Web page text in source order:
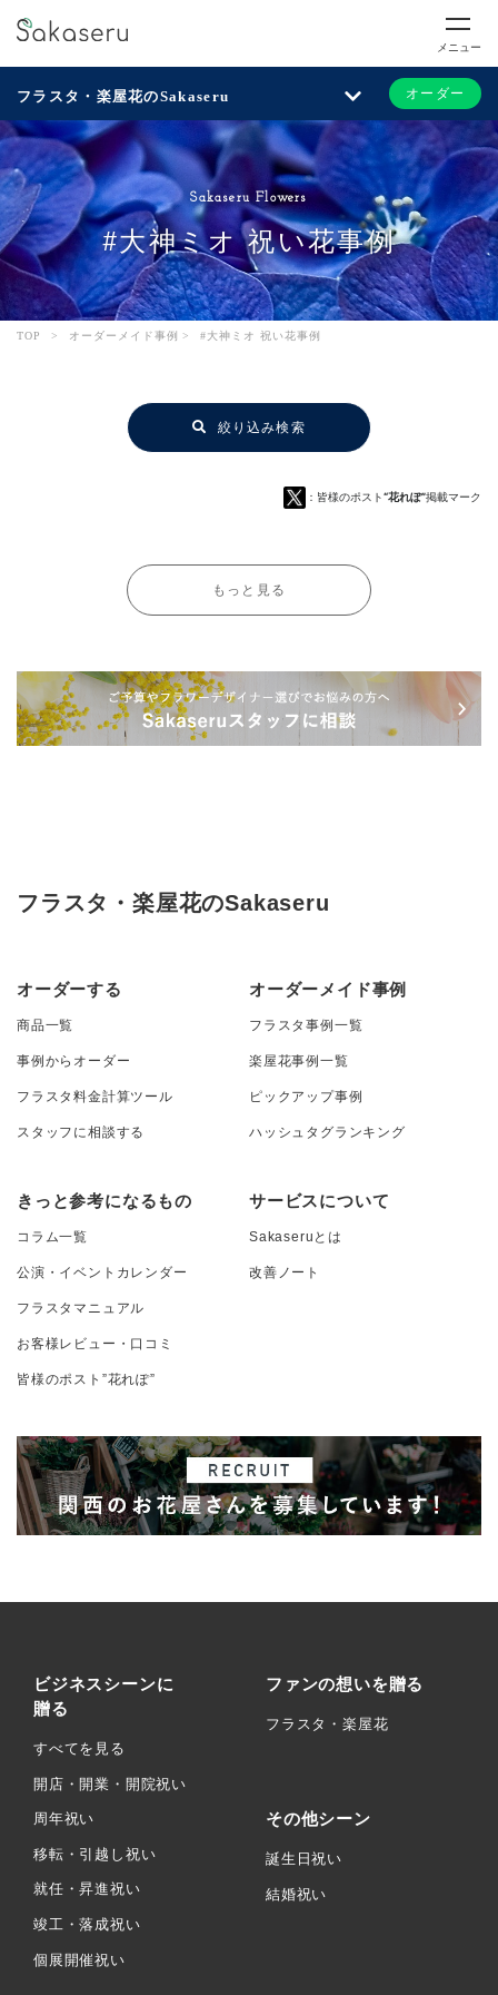
メニュー
フラスタ・楽屋花のSakaseru オーダー
Sakaseru Flowers
#大神ミオ 祝い花事例
TOP > オーダーメイド事例 > #大神ミオ 祝い花事例
絞り込み検索
：皆様のポスト“花れぽ”掲載マーク
もっと見る
フラスタ・楽屋花のSakaseru
オーダーする
商品一覧
事例からオーダー
フラスタ料金計算ツール
スタッフに相談する
オーダーメイド事例
フラスタ事例一覧
楽屋花事例一覧
ピックアップ事例
ハッシュタグランキング
きっと参考になるもの
コラム一覧
公演・イベントカレンダー
フラスタマニュアル
お客様レビュー・口コミ
皆様のポスト”花れぽ”
サービスについて
Sakaseruとは
改善ノート
ビジネスシーンに
贈る
すべてを見る
開店・開業・開院祝い
周年祝い
移転・引越し祝い
就任・昇進祝い
竣工・落成祝い
個展開催祝い
ファンの想いを贈る
フラスタ・楽屋花
その他シーン
誕生日祝い
結婚祝い